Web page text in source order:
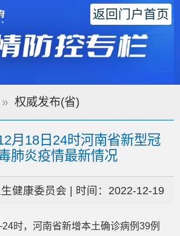
返回门户首页
» 权威发布(省)
月18日24时河南省新型冠
肺炎疫情最新情况
健康委员会 | 时间：2022-12-19
时，河南省新增本土确诊病例39例